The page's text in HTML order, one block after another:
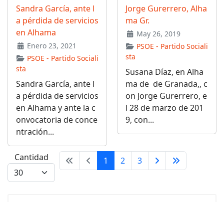
Sandra García, ante l
a pérdida de servicios
en Alhama
Enero 23, 2021
PSOE - Partido Sociali
sta
Sandra García, ante l
a pérdida de servicios
en Alhama y ante la c
onvocatoria de conce
ntración...
Jorge Gurerrero, Alha
ma Gr.
May 26, 2019
PSOE - Partido Sociali
sta
Susana Díaz, en Alha
ma de de Granada,, c
on Jorge Gurerrero, e
l 28 de marzo de 201
9, con...
Cantidad 1 2 3